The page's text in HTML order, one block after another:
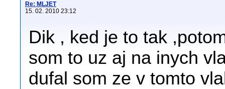
Re: MLJET
15. 02. 2010 23:12
Dik , ked je to tak
som to uz aj na inych
dufal som ze v tomto